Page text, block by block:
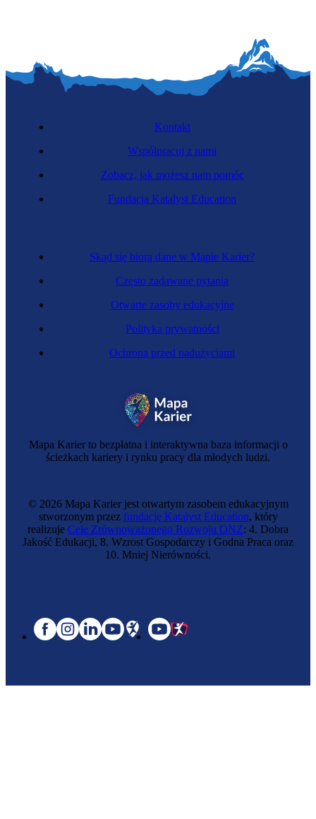
Mapa Karier to bezpłatna i interaktywna baza informacji o
ścieżkach kariery i rynku pracy dla młodych ludzi.
Skąd się biorą dane w Mapie Karier?
Często zadawane pytania
Otwarte zasoby edukacyjne
Polityka prywatności
Ochrona przed nadużyciami
Kontakt
Współpracuj z nami
Zobacz, jak możesz nam pomóc
Fundacja Katalyst Education
© 2026 Mapa Karier jest otwartym zasobem edukacyjnym
stworzonym przez fundację Katalyst Education, który
realizuje Cele Zrównoważonego Rozwoju ONZ: 4. Dobra
Jakość Edukacji, 8. Wzrost Gospodarczy i Godna Praca oraz
10. Mniej Nierówności.